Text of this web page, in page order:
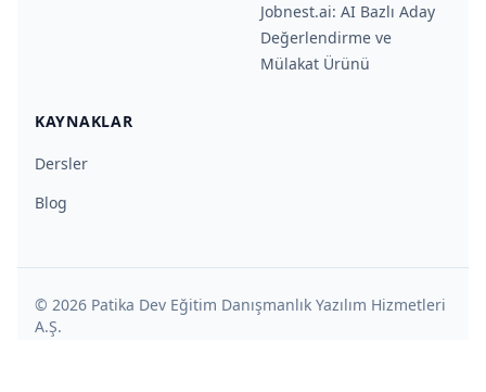
Jobnest.ai: AI Bazlı Aday
Değerlendirme ve
Mülakat Ürünü
KAYNAKLAR
Dersler
Blog
© 2026 Patika Dev Eğitim Danışmanlık Yazılım Hizmetleri
A.Ş.